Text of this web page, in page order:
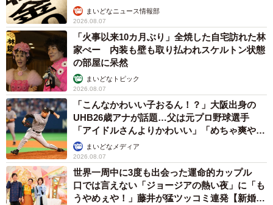
まいどなニュース情報部
2026.08.07
「火事以来10カ月ぶり」全焼した自宅訪れた林
家ぺー 内装も壁も取り払われスケルトン状態
の部屋に呆然
まいどなトピック
2026.08.07
「こんなかわいい子おるん！？」大阪出身の
UHB26歳アナが話題…父は元プロ野球選手
「アイドルさんよりかわいい」「めちゃ爽や
か」まいどなメディア
2026.08.07
世界一周中に3度も出会った運命的カップル
口では言えない「ジョージアの熱い夜」に「も
うやめぇや！」藤井が猛ツッコミ連発【新婚さ